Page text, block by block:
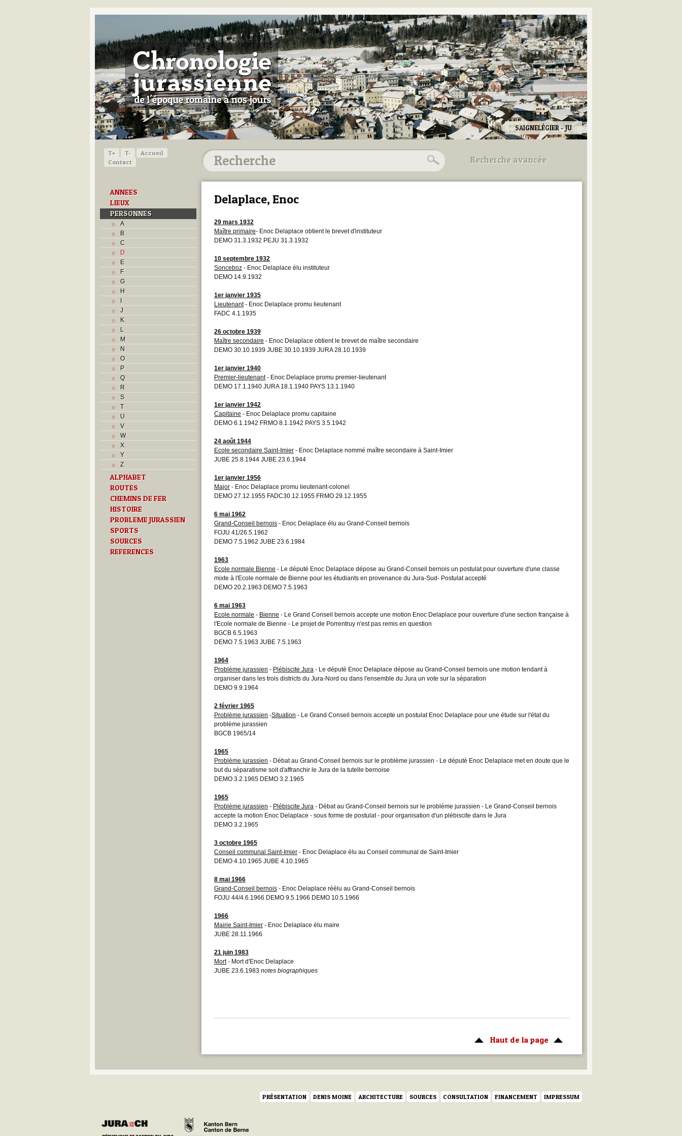
SAIGNELÉGIER - JU
T+ T-
Accueil
Contact
ANNEES
LIEUX
PERSONNES
A
B
C
D
E
F
G
H
I
J
K
L
M
N
O
P
Q
R
S
T
U
V
W
X
Y
Z
ALPHABET
ROUTES
CHEMINS DE FER
HISTOIRE
PROBLEME JURASSIEN
SPORTS
SOURCES
REFERENCES
Recherche avancée
Utilisez les champs ci-dessous
Delaplace, Enoc
29 mars 1932
Maître primaire- Enoc Delaplace obtient le brevet d'instituteur
DEMO 31.3.1932 PEJU 31.3.1932
10 septembre 1932
Sonceboz - Enoc Delaplace élu instituteur
DEMO 14.9.1932
1er janvier 1935
Lieutenant- Enoc Delaplace promu lieutenant
FADC 4.1.1935
26 octobre 1939
Maître secondaire - Enoc Delaplace obtient le brevet de maître secondaire
DEMO 30.10.1939 JUBE 30.10.1939 JURA 28.10.1939
1er janvier 1940
Premier-lieutenant- Enoc Delaplace promu premier-lieutenant
DEMO 17.1.1940 JURA 18.1.1940 PAYS 13.1.1940
1er janvier 1942
Capitaine - Enoc Delaplace promu capitaine
DEMO 6.1.1942 FRMO 8.1.1942 PAYS 3.5.1942
24 août 1944
Ecole secondaire Saint-Imier - Enoc Delaplace nommé maître secondaire à Saint-Imier
JUBE 25.8.1944 JUBE 23.6.1944
1er janvier 1956
Major - Enoc Delaplace promu lieutenant-colonel
DEMO 27.12.1955 FADC30.12.1955 FRMO 29.12.1955
6 mai 1962
Grand-Conseil bernois - Enoc Delaplace élu au Grand-Conseil bernois
FOJU 41/26.5.1962
DEMO 7.5.1962 JUBE 23.6.1984
1963
Ecole normale Bienne - Le député Enoc Delaplace dépose au Grand-Conseil bernois un postulat pour ouverture d'une classe
mixte à l'Ecole normale de Bienne pour les étudiants en provenance du Jura-Sud- Postulat accepté
DEMO 20.2.1963 DEMO 7.5.1963
6 mai 1963
Ecole normale - Bienne - Le Grand Conseil bernois accepte une motion Enoc Delaplace pour ouverture d'une section française à
l'Ecole normale de Bienne - Le projet de Porrentruy n'est pas remis en question
BGCB 6.5.1963
DEMO 7.5.1963 JUBE 7.5.1963
1964
Problème jurassien - Plébiscite Jura - Le député Enoc Delaplace dépose au Grand-Conseil bernois une motion tendant à
organiser dans les trois districts du Jura-Nord ou dans l'ensemble du Jura un vote sur la séparation
DEMO 9.9.1964
2 février 1965
Problème jurassien -Situation - Le Grand Conseil bernois accepte un postulat Enoc Delaplace pour une étude sur l'état du
problème jurassien
BGCB 1965/14
1965
Problème jurassien - Débat au Grand-Conseil bernois sur le problème jurassien - Le député Enoc Delaplace met en doute que le
but du séparatisme soit d'affranchir le Jura de la tutelle bernoise
DEMO 3.2.1965 DEMO 3.2.1965
1965
Problème jurassien - Plébiscite Jura - Débat au Grand-Conseil bernois sur le problème jurassien - Le Grand-Conseil bernois
accepte la motion Enoc Delaplace - sous forme de postulat - pour organisation d'un plébiscite dans le Jura
DEMO 3.2.1965
3 octobre 1965
Conseil communal Saint-Imier - Enoc Delaplace élu au Conseil communal de Saint-Imier
DEMO 4.10.1965 JUBE 4.10.1965
8 mai 1966
Grand-Conseil bernois - Enoc Delaplace réélu au Grand-Conseil bernois
FOJU 44/4.6.1966 DEMO 9.5.1966 DEMO 10.5.1966
1966
Mairie Saint-Imier - Enoc Delaplace élu maire
JUBE 28.11.1966
21 juin 1983
Mort- Mort d'Enoc Delaplace
JUBE 23.6.1983 notes biographiques
Haut de la page
PRÉSENTATION DENIS MOINE ARCHITECTURE SOURCES CONSULTATION FINANCEMENT IMPRESSUM